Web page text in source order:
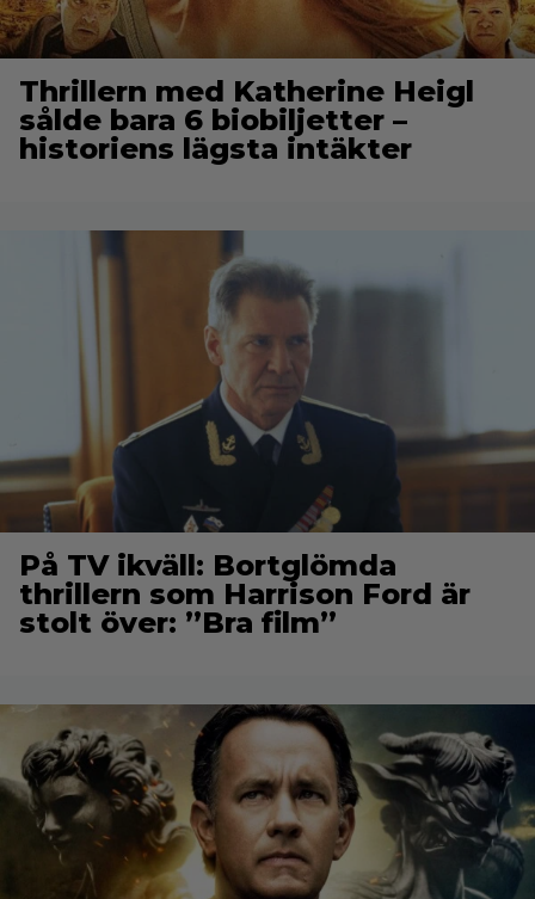
Thrillern med Katherine Heigl
sålde bara 6 biobiljetter –
historiens lägsta intäkter
På TV ikväll: Bortglömda
thrillern som Harrison Ford är
stolt över: ”Bra film”